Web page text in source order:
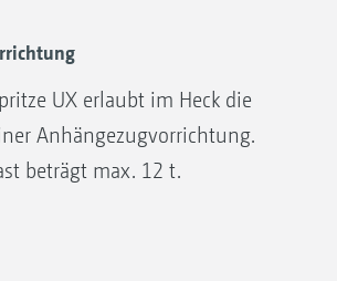
UX erlaubt im Heck die
Anhängezugvorrichtung.
beträgt max. 12 t.